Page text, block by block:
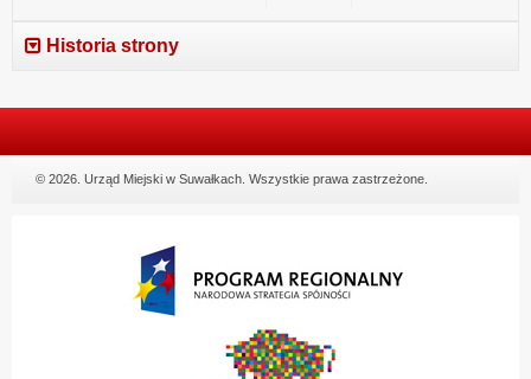
Historia strony
© 2026. Urząd Miejski w Suwałkach. Wszystkie prawa zastrzeżone.